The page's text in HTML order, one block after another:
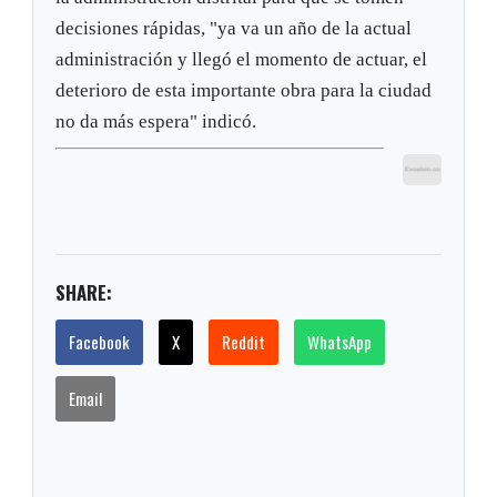
decisiones rápidas, "ya va un año de la actual
administración y llegó el momento de actuar, el
deterioro de esta importante obra para la ciudad
no da más espera" indicó.
SHARE:
Facebook X Reddit WhatsApp
Email